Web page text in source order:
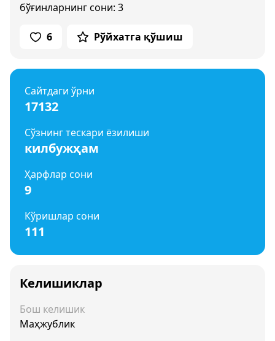
бўғинларнинг сони: 3
6 Рўйхатга қўшиш
Сайтдаги ўрни
17132
Сўзнинг тескари ёзилиши
килбужҳам
Ҳарфлар сони
9
Кўришлар сони
111
Келишиклар
Бош келишик
Маҳжублик